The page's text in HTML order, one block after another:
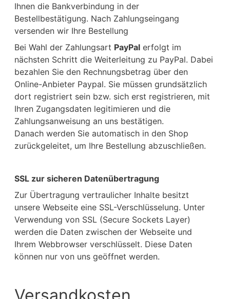
Ihnen die Bankverbindung in der
Bestellbestätigung. Nach Zahlungseingang
versenden wir Ihre Bestellung
Bei Wahl der Zahlungsart PayPal erfolgt im
nächsten Schritt die Weiterleitung zu PayPal. Dabei
bezahlen Sie den Rechnungsbetrag über den
Online-Anbieter Paypal. Sie müssen grundsätzlich
dort registriert sein bzw. sich erst registrieren, mit
Ihren Zugangsdaten legitimieren und die
Zahlungsanweisung an uns bestätigen.
Danach werden Sie automatisch in den Shop
zurückgeleitet, um Ihre Bestellung abzuschließen.
SSL zur sicheren Datenübertragung
Zur Übertragung vertraulicher Inhalte besitzt
unsere Webseite eine SSL-Verschlüsselung. Unter
Verwendung von SSL (Secure Sockets Layer)
werden die Daten zwischen der Webseite und
Ihrem Webbrowser verschlüsselt. Diese Daten
können nur von uns geöffnet werden.
Versandkosten